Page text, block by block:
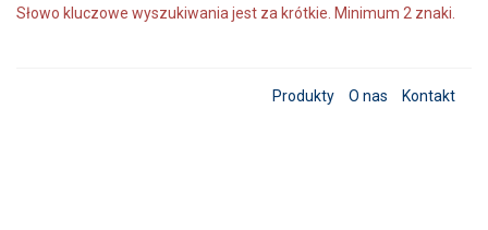
Słowo kluczowe wyszukiwania jest za krótkie. Minimum 2 znaki.
Produkty O nas Kontakt